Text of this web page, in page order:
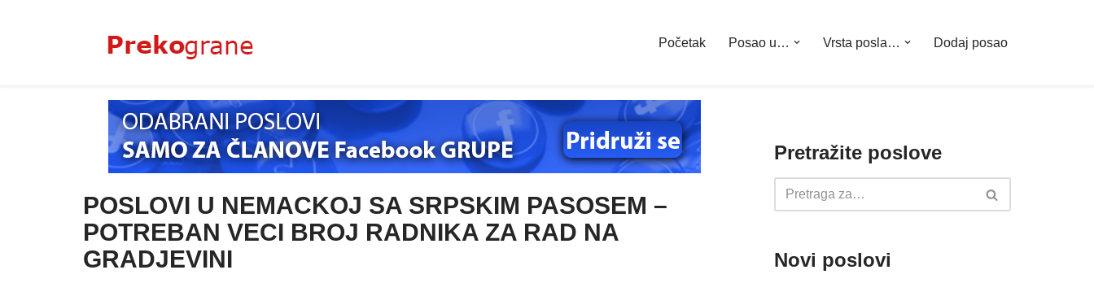
Početak Posao u… Vrsta posla… Dodaj posao
POSLOVI U NEMACKOJ SA SRPSKIM PASOSEM –
POTREBAN VECI BROJ RADNIKA ZA RAD NA
GRADJEVINI
Pretražite poslove
Novi poslovi